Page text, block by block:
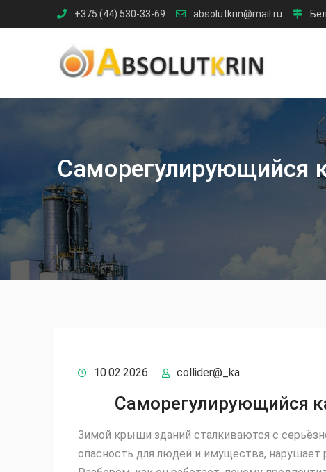
to
+375 (44) 530-33-69 absolutkrin@mail.ru
Саморегулирующийся
10.02.2026 collider@_ka
Саморегулирующийся
Зимой крыши зданий сталкиваются с
опасность для людей и имущества,